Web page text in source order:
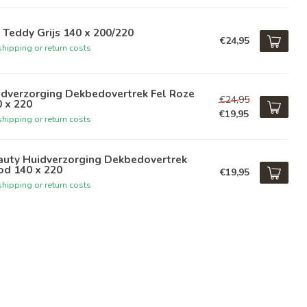
Teddy Grijs 140 x 200/220
or return costs
€24,95
Dekbedovertrek Fel Roze
x 220
or return costs
€24,95
€19,95
Huidverzorging Dekbedovertrek
140 x 220
or return costs
€19,95